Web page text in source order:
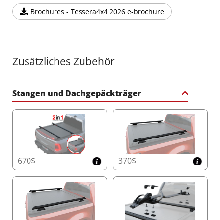
bei voller Beladung.
Tessera Roll+ mit der intuitiven mobilen App.
Roll+-Einheiten in Ihrer Flotte, passen Sie LED-
Lichteinstellungen an, überwachen Sie
Betriebszyklen, koppeln Sie neue
Fernbedienungen und greifen Sie auf detaillierte
Schritt-für-Schritt-Anleitungen zu – alles in Ihrer
Hand. Bleiben Sie mit nahtlosen Firmware-
Updates über die KI-Platine stets auf dem
neuesten Stand, damit Ihr Tessera Roll+ immer
die neuesten Funktionen bietet, genau wie Ihr
Smartphone.
Einzigartige Backup-Funktionalität
Das Tessera Roll+ ist die einzige Rollabdeckung
Brochures - Tessera4x4 2026 e-brochure
Zusätzliches Zubehör
Stangen und Dachgepäckträger
670$ 370$